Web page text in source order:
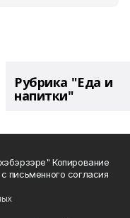
Рубрика "Еда и
напитки"
Копирование
письменного согласия